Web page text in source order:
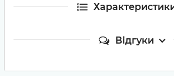
Відгуки